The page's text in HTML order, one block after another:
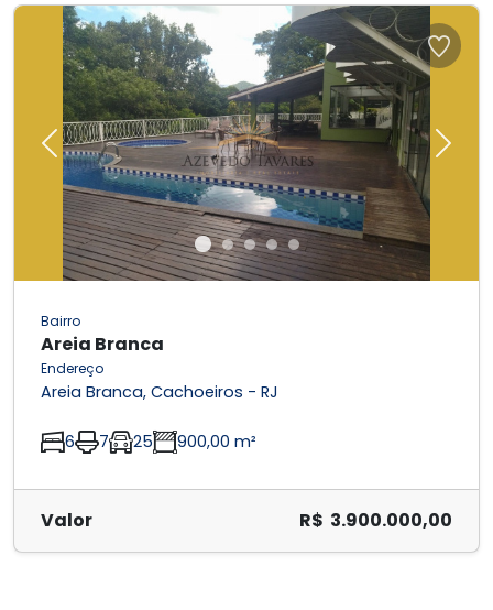
Previous Next
Bairro
Areia Branca
Endereço
Areia Branca, Cachoeiros - RJ
6 7 25 900,00 m²
Valor R$ 3.900.000,00